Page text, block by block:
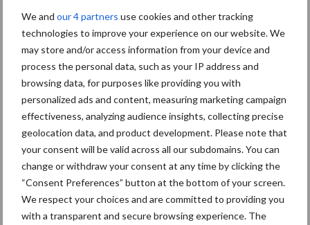
We and our 4 partners use cookies and other tracking
technologies to improve your experience on our website. We
may store and/or access information from your device and
process the personal data, such as your IP address and
browsing data, for purposes like providing you with
personalized ads and content, measuring marketing campaign
effectiveness, analyzing audience insights, collecting precise
geolocation data, and product development. Please note that
your consent will be valid across all our subdomains. You can
change or withdraw your consent at any time by clicking the
“Consent Preferences” button at the bottom of your screen.
We respect your choices and are committed to providing you
with a transparent and secure browsing experience. The
Diergezondheid Bemesting Fokkerij
Mastitis Hittestress
Toon meer